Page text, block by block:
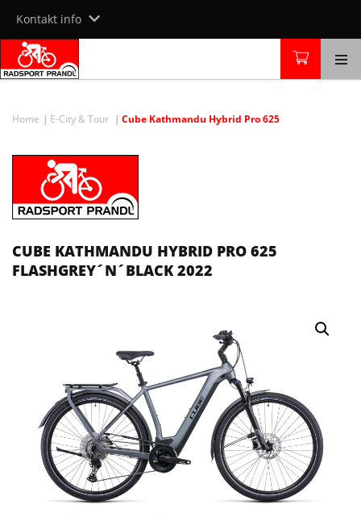
content
Kontakt info
Home E-City & Tour Cube Kathmandu Hybrid Pro 625
CUBE KATHMANDU HYBRID PRO 625
FLASHGREY´N´BLACK 2022